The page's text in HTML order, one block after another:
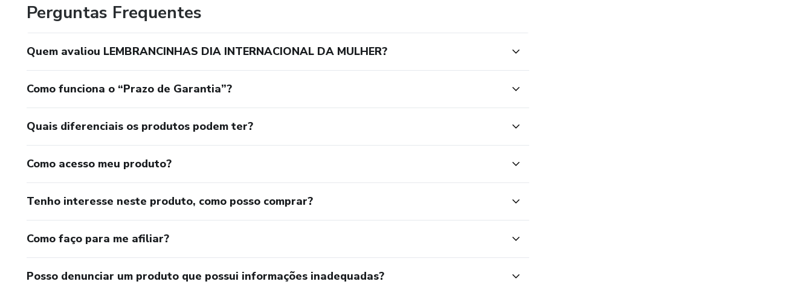
Perguntas Frequentes
Quem avaliou LEMBRANCINHAS DIA INTERNACIONAL DA MULHER?
Como funciona o “Prazo de Garantia”?
Quais diferenciais os produtos podem ter?
Como acesso meu produto?
Tenho interesse neste produto, como posso comprar?
Como faço para me afiliar?
Posso denunciar um produto que possui informações inadequadas?